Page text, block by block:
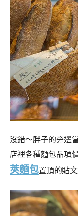
沒錯～胖子的旁邊
店裡各種麵包品項
莢麵包置頂的貼